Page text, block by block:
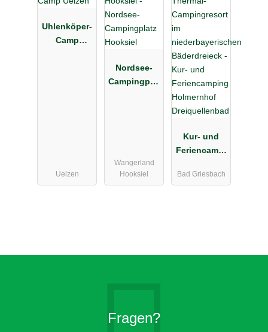
Uhlenköper-
Camp
Uelzen
Nordsee-
Campingplat
Wangerland
Hooksiel
Kur- und
Feriencampi
Holmernhof
Bad Griesbach
Fragen?